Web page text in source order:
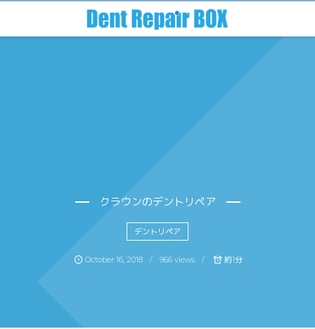
クラウンのデントリペア
デントリペア
October 16 2018 966 views 約1分